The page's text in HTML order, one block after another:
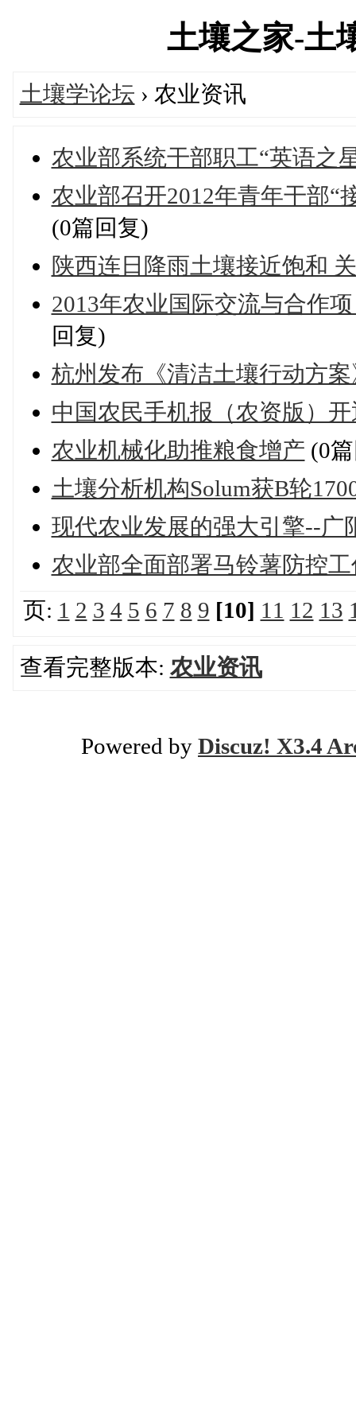
土壤之家-土
土壤学论坛 › 农业资讯
农业部系统干部职工“英语之
农业部召开2012年青年干部“
(0篇回复)
陕西连日降雨土壤接近饱和
2013年农业国际交流与合作
回复)
杭州发布《清洁土壤行动方案
中国农民手机报（农资版）
农业机械化助推粮食增产 (0
土壤分析机构Solum获B轮
现代农业发展的强大引擎--广
农业部全面部署马铃薯防控工
页: 1 2 3 4 5 6 7 8 9 [10] 11 12 13
查看完整版本: 农业资讯
Powered by Discuz! X3.4